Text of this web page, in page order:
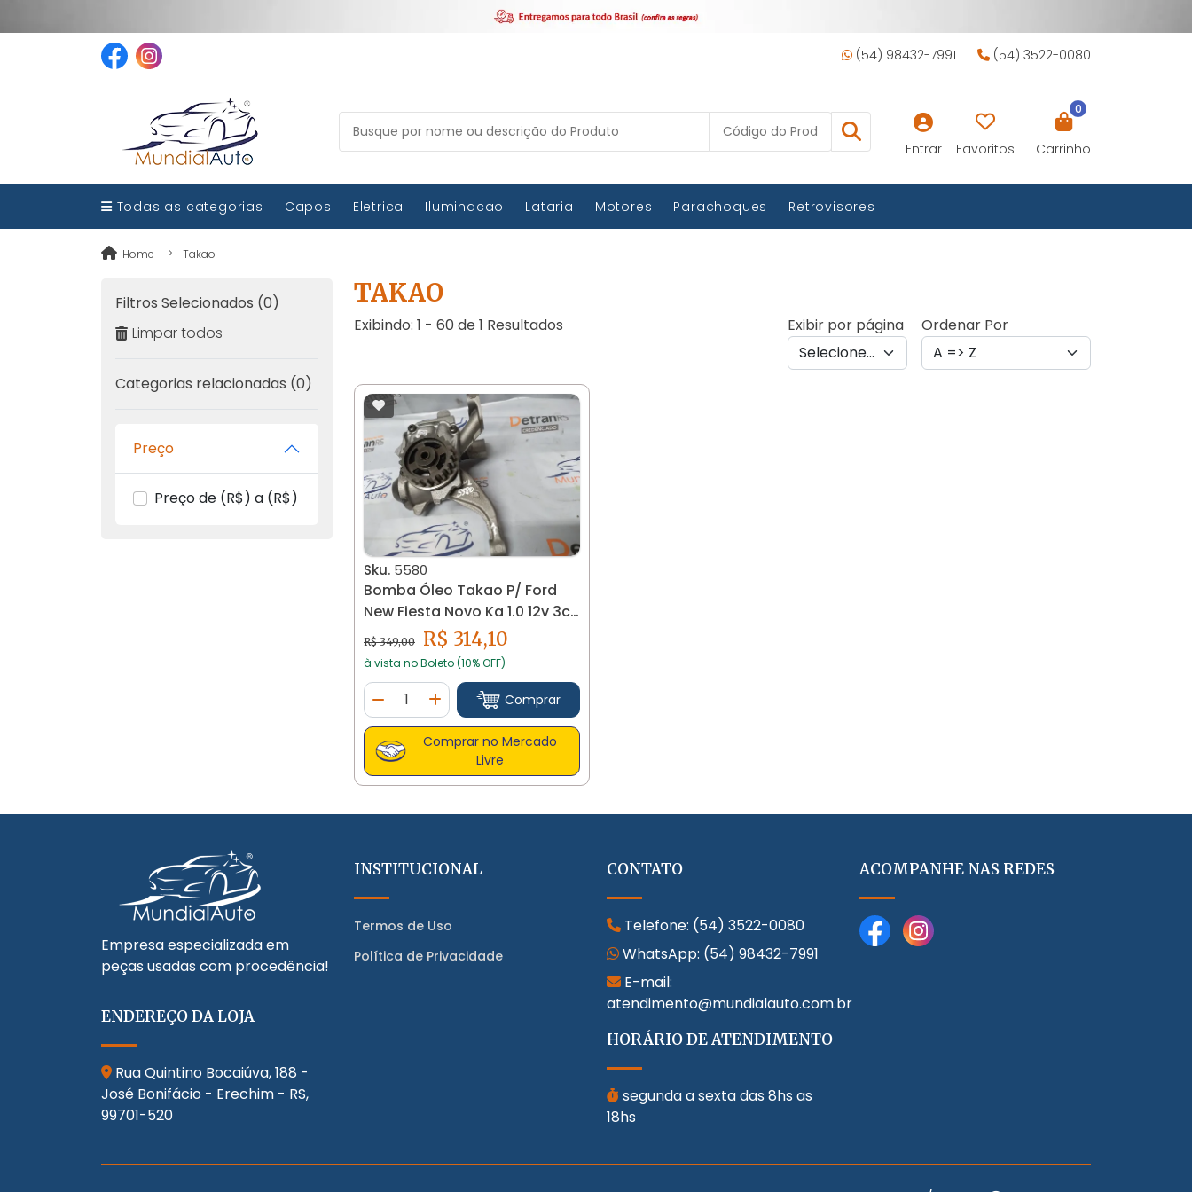
(54) 98432-7991 (54) 3522-0080
Entrar Favoritos
0
Carrinho
Todas as categorias Capos Eletrica Iluminacao Lataria Motores Parachoques Retrovisores
Home Takao
Filtros Selecionados (0)
Limpar todos
Categorias relacionadas (0)
Preço
Preço de (R$) a (R$)
TAKAO
Exibindo: 1 - 60 de 1 Resultados Exibir por página Ordenar Por
Sku. 5580
Bomba Óleo Takao P/ Ford
New Fiesta Novo Ka 1.0 12v 3cc
5580
R$ 349,00 R$ 314,10
à vista no Boleto (10% OFF)
Diminuir Quantidade
Quantidade
Adicionar Quantidade
Comprar
Comprar no Mercado
Livre
Empresa especializada em
peças usadas com procedência!
ENDEREÇO DA LOJA
Rua Quintino Bocaiúva, 188 -
José Bonifácio - Erechim - RS,
99701-520
INSTITUCIONAL
Termos de Uso
Política de Privacidade
CONTATO
Telefone: (54) 3522-0080
WhatsApp: (54) 98432-7991
E-mail:
atendimento@mundialauto.com.br
HORÁRIO DE ATENDIMENTO
segunda a sexta das 8hs as
18hs
ACOMPANHE NAS REDES